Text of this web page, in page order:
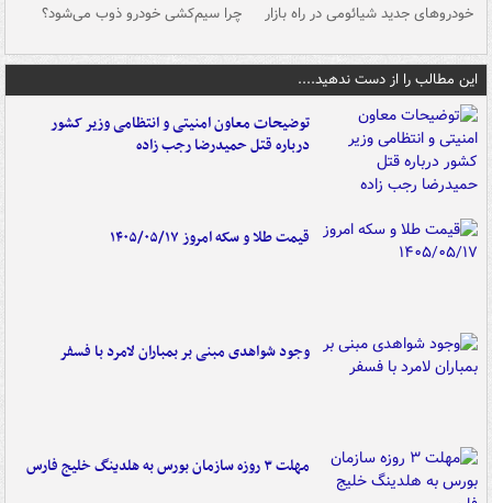
خودروهای جدید شیائومی در راه بازار چرا سیم‌کشی خودرو ذوب می‌شود؟
این مطالب را از دست ندهید....
توضیحات معاون امنیتی و انتظامی وزیر کشور
درباره قتل حمیدرضا رجب زاده
قیمت طلا و سکه امروز ۱۴۰۵/۰۵/۱۷
وجود شواهدی مبنی بر بمباران لامرد با فسفر
مهلت ۳ روزه سازمان بورس به هلدینگ خلیج فارس